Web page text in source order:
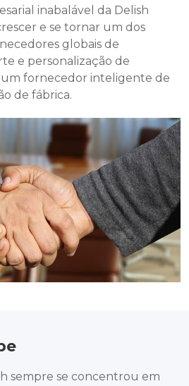
inabalável da Delish
e se tornar um dos
globais de
e personalização de
um fornecedor inteligente de
de fábrica.
sempre se concentrou em